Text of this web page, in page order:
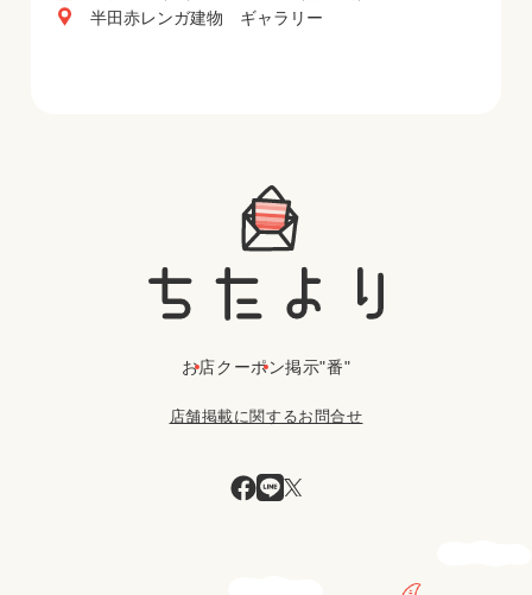
半田赤レンガ建物 ギャラリー
お店クーポン掲示"番"
店舗掲載に関するお問合せ